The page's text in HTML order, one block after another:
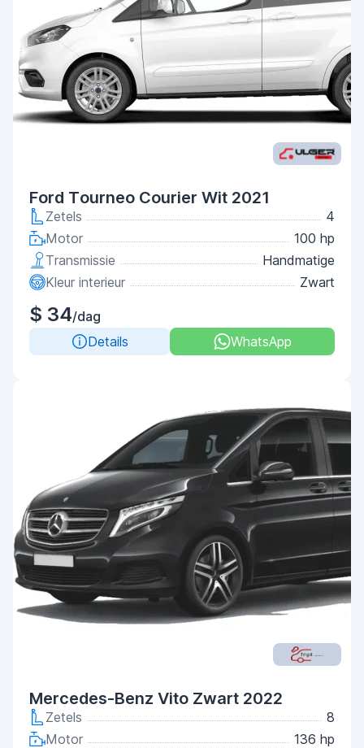
Ford Tourneo Courier Wit 2021
Zetels
4
Motor
100 hp
Transmissie
Handmatige
Kleur interieur
Zwart
$ 34/dag
Details
WhatsApp
Mercedes-Benz Vito Zwart 2022
Zetels
8
Motor
136 hp